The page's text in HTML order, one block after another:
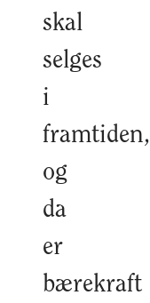
skal
selges
i
framtiden,
og
da
er
bærekraft